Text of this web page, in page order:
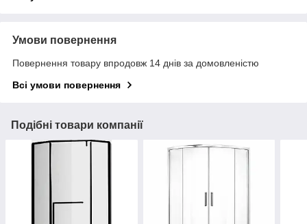
Умови повернення
Повернення товару впродовж 14 днів за домовленістю
Всі умови повернення
Подібні товари компанії